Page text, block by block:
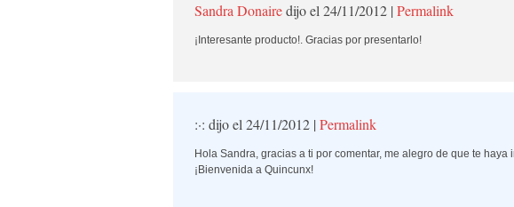
Sandra Donairedijo el 24/11/2012 | Permalink
¡Interesante producto!. Gracias por presentarlo!
:·: dijo el 24/11/2012 | Permalink
Hola Sandra, gracias a ti por comentar, me alegro de que te haya
¡Bienvenida a Quincunx!